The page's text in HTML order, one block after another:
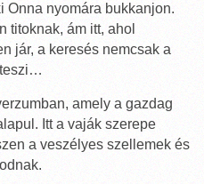
Onna nyomára bukkanjon.
titoknak, ám itt, ahol
jár, a keresés nemcsak a
teszi…
amely a gazdag
Itt a vaják szerepe
a veszélyes szellemek és